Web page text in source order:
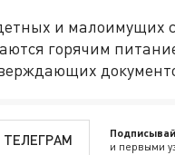
и малоимущих
горячим
ТЕЛЕГРАМ и первыми